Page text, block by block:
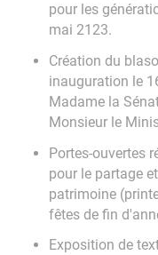
pour les
mai 2123.
Création du
inauguration le
Madame la
Monsieur le
Portes-ouvertes
pour le partage
patrimoine
fêtes de fin
Exposition de